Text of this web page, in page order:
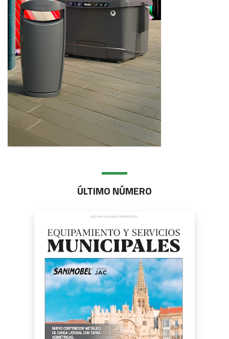
ÚLTIMO NÚMERO